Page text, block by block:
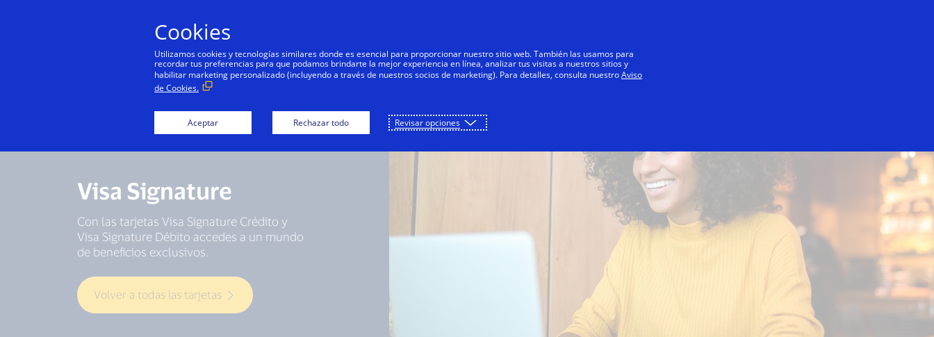
Personas Negocios Innovadores Todos
Visa Signature
Con las tarjetas Visa Signature Crédito y
Visa Signature Débito accedes a un mundo
de beneficios exclusivos.
Volver a todas las tarjetas
Cookies
Utilizamos cookies y tecnologías similares donde es esencial para proporcionar nuestro sitio web. También las usamos para
recordar tus preferencias para que podamos brindarte la mejor experiencia en línea, analizar tus visitas a nuestros sitios y
habilitar marketing personalizado (incluyendo a través de nuestros socios de marketing). Para detalles, consulta nuestroAviso
de Cookies.
Aceptar Rechazar todo Revisar opciones